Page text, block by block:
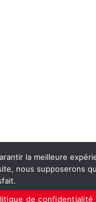
la meilleure
nous supposerons
de confidentialité